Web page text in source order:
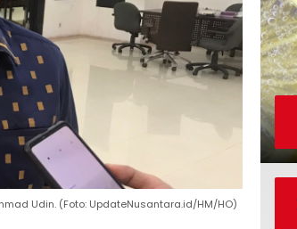
Udin. (Foto: UpdateNusantara.id/HM/HO)